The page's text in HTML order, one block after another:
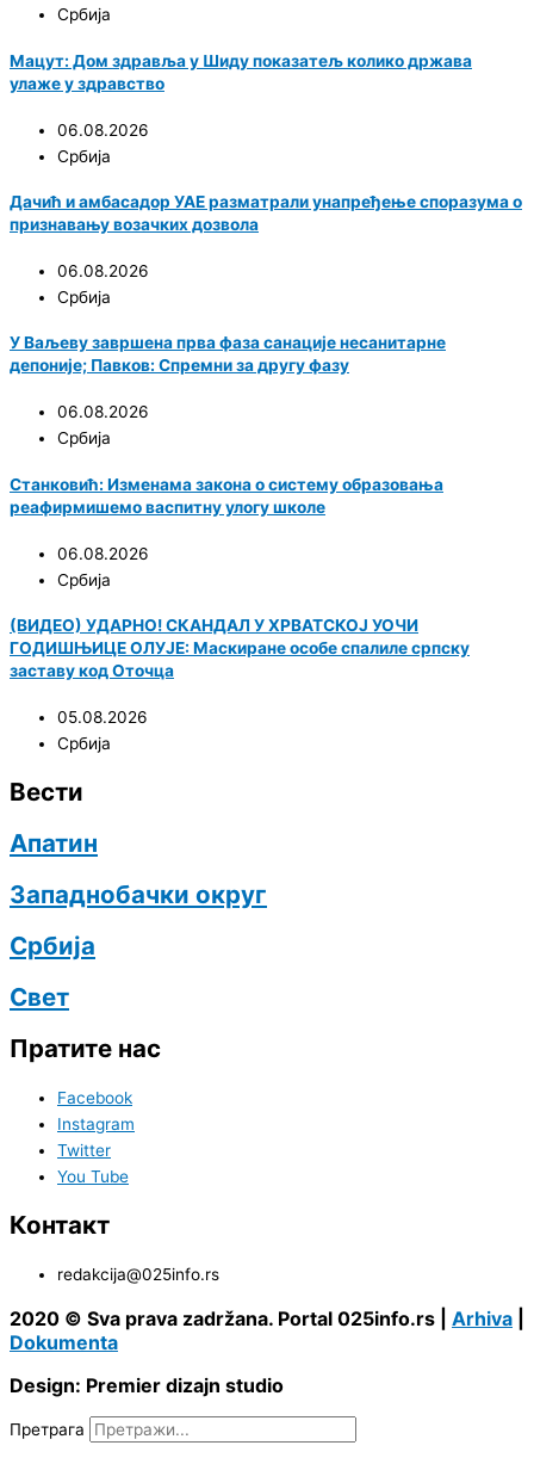
Србија
Мацут: Дом здравља у Шиду показатељ колико држава
улаже у здравство
06.08.2026
Србија
Дачић и амбасадор УАЕ разматрали унапређење споразума о
признавању возачких дозвола
06.08.2026
Србија
У Ваљеву завршена прва фаза санације несанитарне
депоније; Павков: Спремни за другу фазу
06.08.2026
Србија
Станковић: Изменама закона о систему образовања
реафирмишемо васпитну улогу школе
06.08.2026
Србија
(ВИДЕО) УДАРНО! СКАНДАЛ У ХРВАТСКОЈ УОЧИ
ГОДИШЊИЦЕ ОЛУЈЕ: Маскиране особе спалиле српску
заставу код Оточца
05.08.2026
Србија
Вести
Апатин
Западнобачки округ
Србија
Свет
Пратите нас
Facebook
Instagram
Twitter
You Tube
Контакт
redakcija@025info.rs
2020 © Sva prava zadržana. Portal 025info.rs | Arhiva
Dokumenta
Design: Premier dizajn studio
Претрага